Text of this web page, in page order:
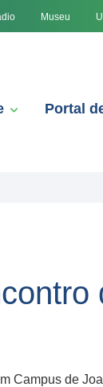
Museu
Portal
Campus de